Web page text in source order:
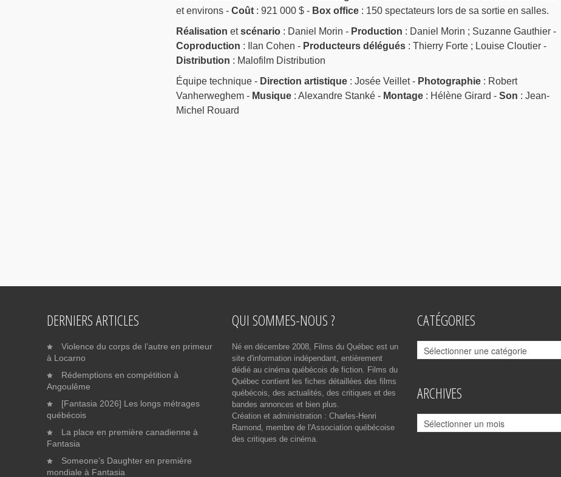
et environs - Coût: 921 000 $ - Box office: 150 spectateurs lors de sa sortie en salles.
Réalisation etscénario: Daniel Morin - Production : Daniel Morin ; Suzanne Gauthier -
Coproduction : Ilan Cohen - Producteurs délégués: Thierry Forte ; Louise Cloutier -
Distribution : Malofilm Distribution
Équipe technique - Direction artistique: Josée Veillet - Photographie: Robert
Vanherweghem - Musique: Alexandre Stanké - Montage: Hélène Girard - Son : Jean-
Michel Rouard
DERNIERS ARTICLES
Violence du corps de l’autre en primeur
à Locarno
Rédemptions en compétition à
Angoulême
[Fantasia 2026] Les longs métrages
québécois
La place en première canadienne à
Fantasia
Someone’s Daughter en première
mondiale à Fantasia
QUI SOMMES-NOUS ?
Né en décembre 2008, Films du Québec est un
site d'information indépendant, entièrement
dédié au cinéma québécois de fiction. Films du
Québec contient les fiches détaillées des films
québécois, des actualités, des critiques et des
bandes annonces et bien plus.
Création et administration : Charles-Henri
Ramond, membre de l'Association québécoise
des critiques de cinéma.
CATÉGORIES
Catégories
ARCHIVES
Archives